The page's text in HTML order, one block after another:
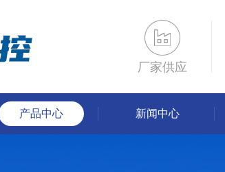
厂家供应
产品中心 新闻中心